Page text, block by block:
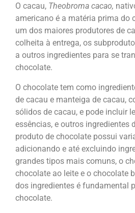
O cacau, Theobroma cacao,
americano é a matéria prima do
um dos maiores produtores de
colheita à entrega, os
a outros ingredientes para se
chocolate.
O chocolate tem como
de cacau e manteiga de cacau,
sólidos de cacau, e pode incluir
essências, e outros ingredientes
produto de chocolate possui
adicionando e até excluindo
grandes tipos mais comuns, o
chocolate ao leite e o chocolate
dos ingredientes é fundamental
chocolate.